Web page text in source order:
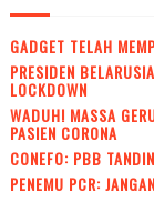
GADGET TELAH
PRESIDEN
LOCKDOWN
WADUH! MASSA
PASIEN CORONA
CONEFO: PBB
PENEMU PCR: